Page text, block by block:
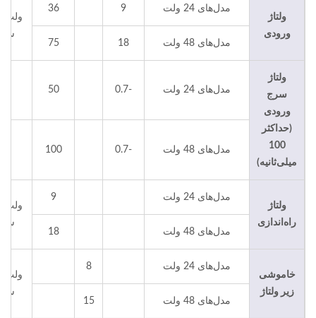
ولتاژ
ورودی
مدل‌های 24 ولت 9
36
ولت
مدل‌های 48 ولت
18
75
ولتاژ
سرج
ورودی
(حداکثر
100
میلی‌ثانیه)
مدل‌های 24 ولت -0.7
50
مدل‌های 48 ولت -0.7
100
ولتاژ
راه‌اندازی
مدل‌های 24 ولت
9
ولت
مدل‌های 48 ولت
18
خاموشی
زیر ولتاژ
مدل‌های 24 ولت
8
ولت
مدل‌های 48 ولت
15